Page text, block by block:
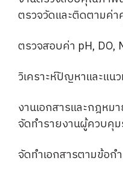
ตรวจวัดและติดตามค่
ตรวจสอบค่า pH, DO,
วิเคราะห์ปัญหาและแ
งานเอกสารและกฎหม
จัดทำรายงานผู้ควบคุ
จัดทำเอกสารตามข้อก